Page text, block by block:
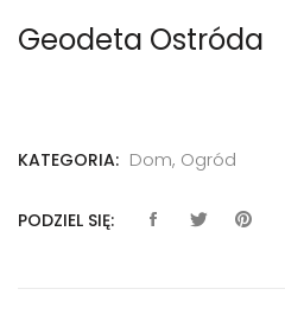
Geodeta Ostróda
KATEGORIA: Dom, Ogród
PODZIEL SIĘ: